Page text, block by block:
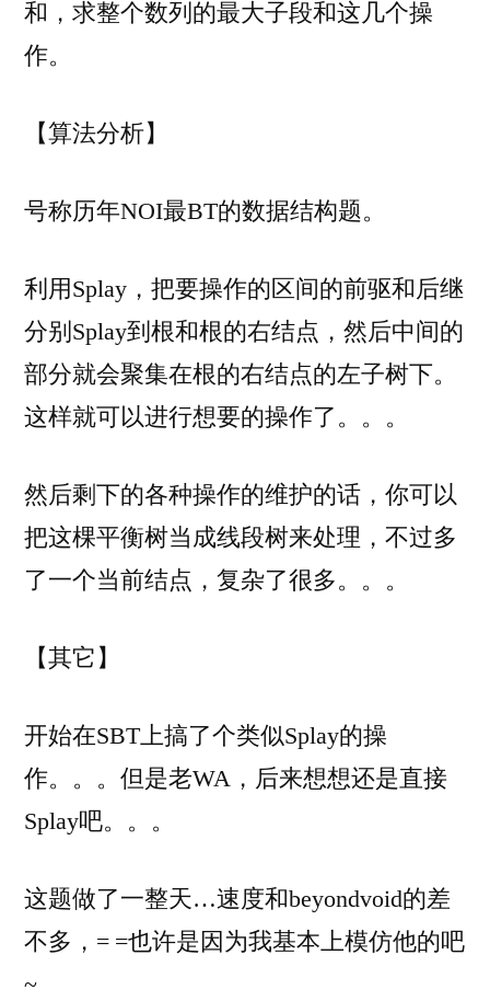
和，求整个数列的最大子段和这几个操
作。
【算法分析】
号称历年NOI最BT的数据结构题。
利用Splay，把要操作的区间的前驱和后继
分别Splay到根和根的右结点，然后中间的
部分就会聚集在根的右结点的左子树下。
这样就可以进行想要的操作了。。。
然后剩下的各种操作的维护的话，你可以
把这棵平衡树当成线段树来处理，不过多
了一个当前结点，复杂了很多。。。
【其它】
开始在SBT上搞了个类似Splay的操
作。。。但是老WA，后来想想还是直接
Splay吧。。。
这题做了一整天…速度和beyondvoid的差
不多，= =也许是因为我基本上模仿他的吧
~